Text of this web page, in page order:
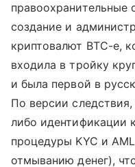
правоохранительные
создание и
криптовалют BTC-e,
входила в тройку
и была первой в
По версии
либо идентификации
процедуры KYC и
отмыванию денег),